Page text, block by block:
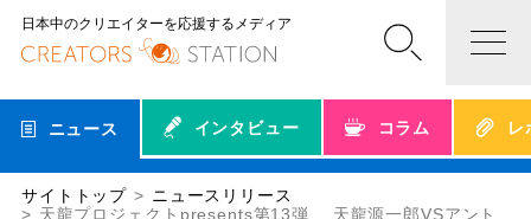
日本中のクリエイターを応援するメディア
ニュース インタビュー コラム レ
サイトトップ
ニュースリリース
天龍プロジェクトpresents第13弾 天龍源一郎VSアント